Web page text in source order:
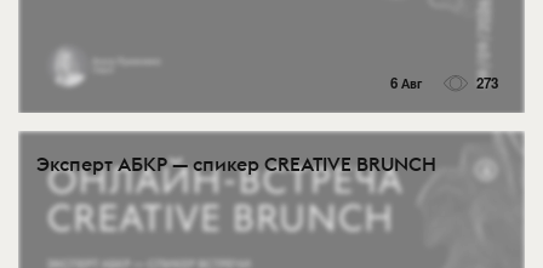
6 Авг 273
Эксперт АБКР — спикер CREATIVE BRUNCH